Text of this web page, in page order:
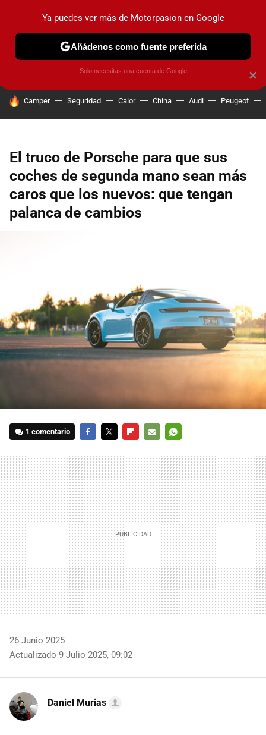
PRUEBAS COCHES ELÉCTRICOS OBSERVATORIO
HOY SE HABLA DE
Camper Seguridad Calor China Audi Peugeot
El truco de Porsche para que sus
coches de segunda mano sean más
caros que los nuevos: que tengan
palanca de cambios
1 comentario
MAIL
26 Junio 2025
Actualizado 9 Julio 2025, 09:02
Daniel Murias
×
Ya puedes ver más de Motorpasion en Google
Añádenos como fuente preferida
Solo necesitas una cuenta de Google